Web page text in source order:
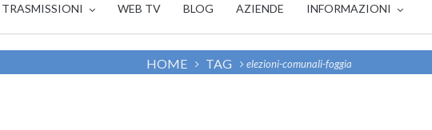
TRASMISSIONI WEB TV BLOG AZIENDE INFORMAZIONI
HOME TAG elezioni-comunali-foggia